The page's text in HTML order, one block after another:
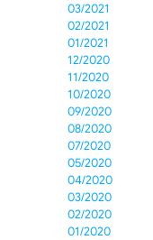
03/2021
02/2021
01/2021
12/2020
11/2020
10/2020
09/2020
08/2020
07/2020
05/2020
04/2020
03/2020
02/2020
01/2020